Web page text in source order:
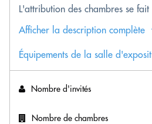
L'attribution des chambres se
Afficher la description complète
Équipements de la salle
Nombre d'invités
Nombre de chambres